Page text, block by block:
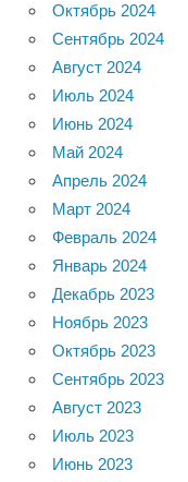
Октябрь 2024
Сентябрь 2024
Август 2024
Июль 2024
Июнь 2024
Май 2024
Апрель 2024
Март 2024
Февраль 2024
Январь 2024
Декабрь 2023
Ноябрь 2023
Октябрь 2023
Сентябрь 2023
Август 2023
Июль 2023
Июнь 2023